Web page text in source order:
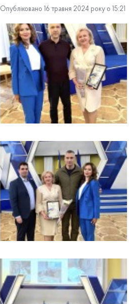
Опубліковано 16 травня 2024 року о 15:21